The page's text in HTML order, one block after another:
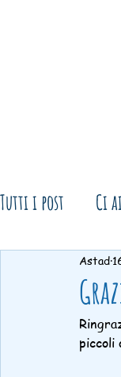
Tutti i post Ci
Astad
piccoli